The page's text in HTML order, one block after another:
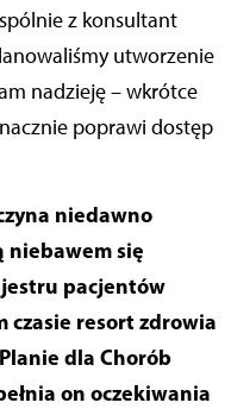
z konsultant
utworzenie
nadzieję – wkrótce
poprawi dostęp
niedawno
niebawem się
pacjentów
czasie resort zdrowia
dla Chorób
on oczekiwania